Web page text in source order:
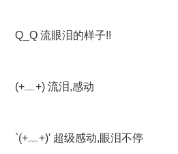
Q_Q 流眼泪的样子!!
(+﹏+) 流泪,感动
`(+﹏+)′ 超级感动,眼泪不停